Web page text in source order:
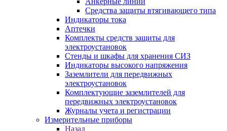
Средства защиты втягивающего типа
Индикаторы тока
Аптечки
Комплекты средств защиты для
электроустановок
Стенды и шкафы для хранения СИЗ
Индикаторы высокого напряжения
Заземлители для передвижных
электроустановок
Комплектующие заземлителей для
передвижных электроустановок
Журналы учета и регистрации
Измерительные приборы
Назад